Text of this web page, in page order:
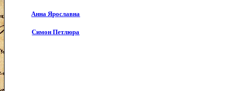
Анна Ярославна
Симон Петлюра